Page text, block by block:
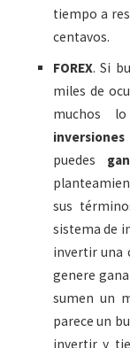
tiempo a
centavos.
FOREX. Si
miles de
muchos
puedes
sus
sistema de
invertir una
genere
sumen un
parece un
invertir y